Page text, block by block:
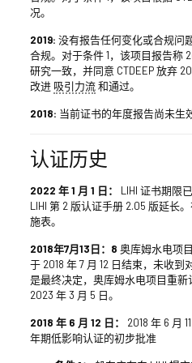
况。
2019: 没有报告任何变化或合规问
合规。对于条件 1，该项目报告称
研究一致，并同意 CTDEEP 放弃
改进 吸引力流和通过。
2018: 当前证书的年度报告尚未生
认证历史
2022 年 1 月 1 日：
LIHI 证书期限
LIHI 第 2 版认证手册 2.05 版延长
施表。
2018年7月13日：8 奥库姆水电项
于 2018 年 7 月 12 日结束，未收
是最终决定，奥库姆水电项目重新
2023 年 3 月 5 日。
2018 年 6 月 12 日：
2018 年 6 月
年期低影响认证的初步批准